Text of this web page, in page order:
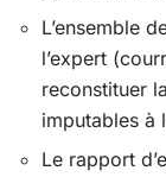
L’ensemble
l’expert
reconstituer
imputables à
Le rapport